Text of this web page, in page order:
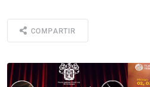
COMPARTIR